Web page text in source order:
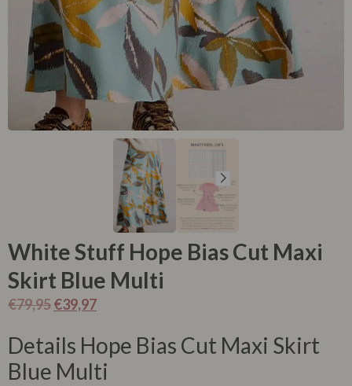
White Stuff Hope Bias Cut Maxi
Skirt Blue Multi
€79,95€39,97
Details Hope Bias Cut Maxi Skirt
Blue Multi